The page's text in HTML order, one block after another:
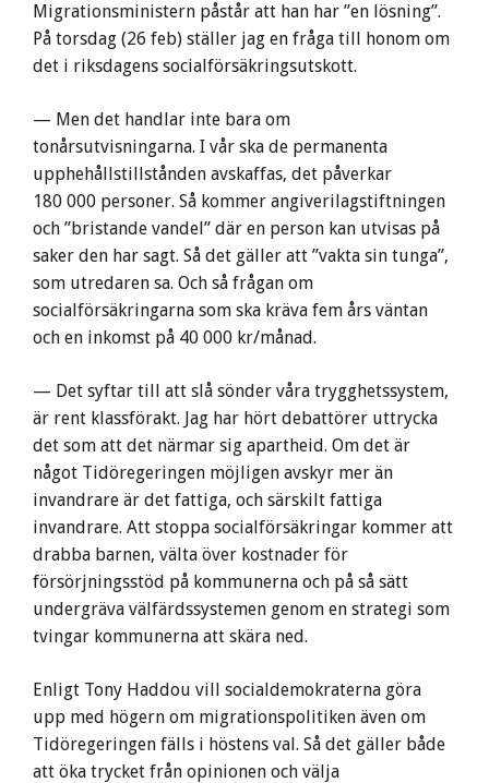
Migrationsministern påstår att han har ”en lösning”.
På torsdag (26 feb) ställer jag en fråga till honom om
det i riksdagens socialförsäkringsutskott.
— Men det handlar inte bara om
tonårsutvisningarna. I vår ska de permanenta
upphehållstillstånden avskaffas, det påverkar
180 000 personer. Så kommer angiverilagstiftningen
och ”bristande vandel” där en person kan utvisas på
saker den har sagt. Så det gäller att ”vakta sin tunga”,
som utredaren sa. Och så frågan om
socialförsäkringarna som ska kräva fem års väntan
och en inkomst på 40 000 kr/månad.
— Det syftar till att slå sönder våra trygghetssystem,
är rent klassförakt. Jag har hört debattörer uttrycka
det som att det närmar sig apartheid. Om det är
något Tidöregeringen möjligen avskyr mer än
invandrare är det fattiga, och särskilt fattiga
invandrare. Att stoppa socialförsäkringar kommer att
drabba barnen, välta över kostnader för
försörjningsstöd på kommunerna och på så sätt
undergräva välfärdssystemen genom en strategi som
tvingar kommunerna att skära ned.
Enligt Tony Haddou vill socialdemokraterna göra
upp med högern om migrationspolitiken även om
Tidöregeringen fälls i höstens val. Så det gäller både
att öka trycket från opinionen och välja